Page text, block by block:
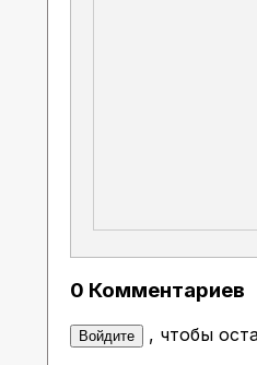
0 Комментариев
Войдите
, чтобы